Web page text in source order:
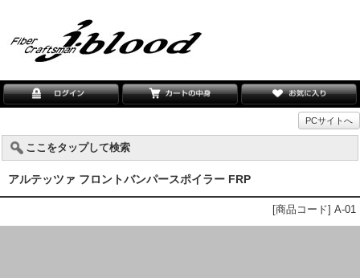
PCサイトへ
ここをタップして検索
アルテッツァ フロントバンパースポイラー FRP
[商品コード] A-01